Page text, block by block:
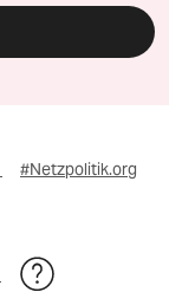
#Netzpolitik.org